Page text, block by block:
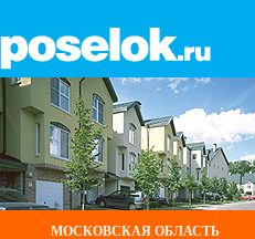
МОСКОВСКАЯ ОБЛАСТЬ